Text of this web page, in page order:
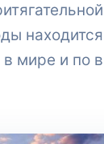
мире и по